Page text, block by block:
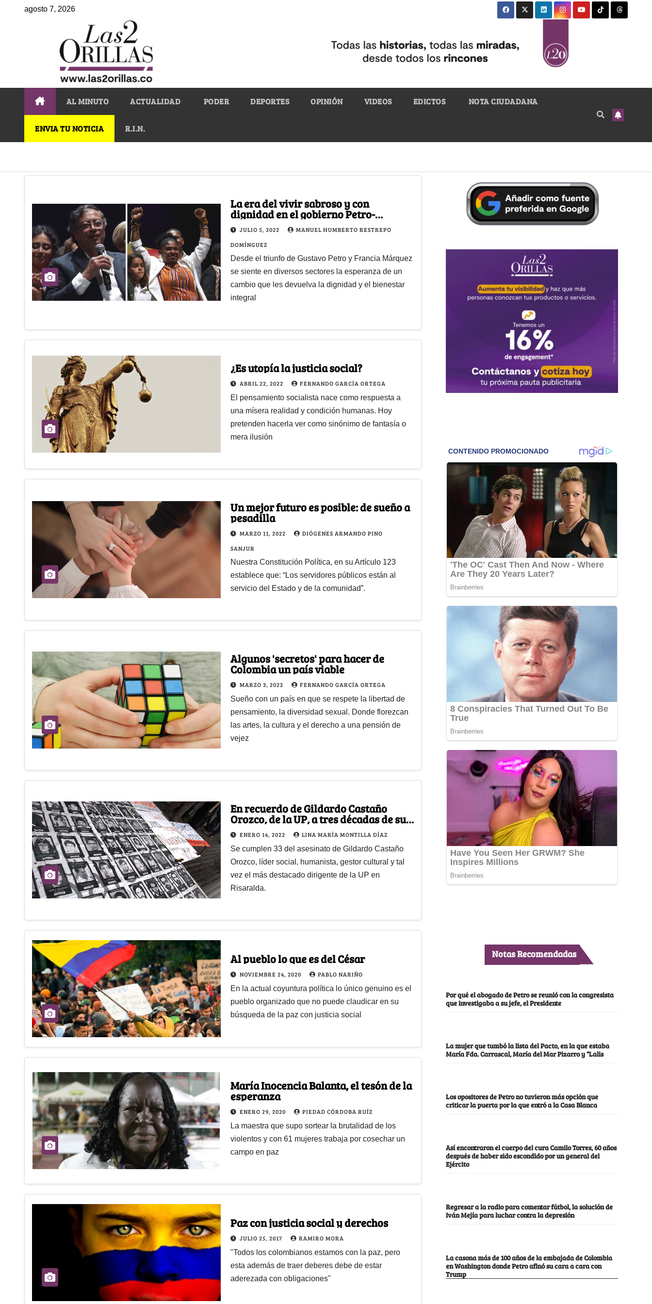
agosto 7, 2026
AL MINUTO ACTUALIDAD PODER DEPORTES OPINIÓN VIDEOS EDICTOS NOTA CIUDADANA
ENVIA TU NOTICIA R.I.N.
La era del vivir sabroso y con
dignidad en el gobierno Petro-
Márquez
JULIO 5, 2022
MANUEL HUMBERTO RESTREPO
DOMÍNGUEZ
Desde el triunfo de Gustavo Petro y Francia Márquez
se siente en diversos sectores la esperanza de un
cambio que les devuelva la dignidad y el bienestar
integral
¿Es utopía la justicia social?
ABRIL 22, 2022 FERNANDO GARCÍA ORTEGA
El pensamiento socialista nace como respuesta a
una mísera realidad y condición humanas. Hoy
pretenden hacerla ver como sinónimo de fantasía o
mera ilusión
Un mejor futuro es posible: de sueño a
pesadilla
MARZO 11, 2022
DIÓGENES ARMANDO PINO
SANJUR
Nuestra Constitución Política, en su Artículo 123
establece que: “Los servidores públicos están al
servicio del Estado y de la comunidad”.
Algunos 'secretos' para hacer de
Colombia un país viable
MARZO 3, 2022 FERNANDO GARCÍA ORTEGA
Sueño con un país en que se respete la libertad de
pensamiento, la diversidad sexual. Donde florezcan
las artes, la cultura y el derecho a una pensión de
vejez
En recuerdo de Gildardo Castaño
Orozco, de la UP, a tres décadas de su
muerte
ENERO 14, 2022 LINA MARÍA MONTILLA DÍAZ
Se cumplen 33 del asesinato de Gildardo Castaño
Orozco, líder social, humanista, gestor cultural y tal
vez el más destacado dirigente de la UP en
Risaralda.
Al pueblo lo que es del César
NOVIEMBRE 24, 2020 PABLO NARIÑO
En la actual coyuntura política lo único genuino es el
pueblo organizado que no puede claudicar en su
búsqueda de la paz con justicia social
María Inocencia Balanta, el tesón de la
esperanza
ENERO 29, 2020 PIEDAD CÓRDOBA RUÍZ
La maestra que supo sortear la brutalidad de los
violentos y con 61 mujeres trabaja por cosechar un
campo en paz
Paz con justicia social y derechos
JULIO 25, 2017 RAMIRO MORA
"Todos los colombianos estamos con la paz, pero
esta además de traer deberes debe de estar
aderezada con obligaciones"
Notas Recomendadas
Por qué el abogado de Petro se reunió con la congresista
que investigaba a su jefe, el Presidente
La mujer que tumbó la lista del Pacto, en la que estaba
María Fda. Carrascal, María del Mar Pizarro y “Lalis
Los opositores de Petro no tuvieron más opción que
criticar la puerta por la que entró a la Casa Blanca
Así encontraron el cuerpo del cura Camilo Torres, 60 años
después de haber sido escondido por un general del
Ejército
Regresar a la radio para comentar fútbol, la solución de
Iván Mejía para luchar contra la depresión
La casona más de 100 años de la embajada de Colombia
en Washington donde Petro afinó su cara a cara con
Trump